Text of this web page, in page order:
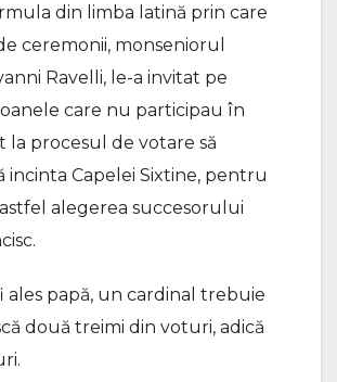
din limba latină prin care
ceremonii, monseniorul
Ravelli, le-a invitat pe
care nu participau în
la procesul de votare să
incinta Capelei Sixtine, pentru
alegerea succesorului
ales papă, un cardinal trebuie
două treimi din voturi, adică